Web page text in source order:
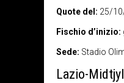
Quote del: 25/
Fischio d’inizio:
Sede: Stadio
Lazio-